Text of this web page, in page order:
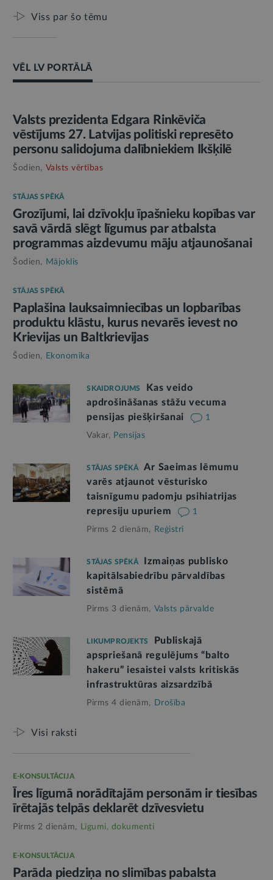
Viss par šo tēmu
VĒL LV PORTĀLĀ
AMATPERSONAS RUNA
Valsts prezidenta Edgara Rinkēviča
vēstījums 27. Latvijas politiski represēto
personu salidojuma dalībniekiem Ikšķilē
Šodien, Valsts vērtības
STĀJAS SPĒKĀ
Grozījumi, lai dzīvokļu īpašnieku kopības var
savā vārdā slēgt līgumus par atbalsta
programmas aizdevumu māju atjaunošanai
Šodien, Mājoklis
STĀJAS SPĒKĀ
Paplašina lauksaimniecības un lopbarības
produktu klāstu, kurus nevarēs ievest no
Krievijas un Baltkrievijas
Šodien, Ekonomika
SKAIDROJUMS
Kas veido
apdrošināšanas stāžu vecuma
pensijas piešķiršanai
1
Vakar, Pensijas
STĀJAS SPĒKĀ
Ar Saeimas lēmumu
varēs atjaunot vēsturisko
taisnīgumu padomju psihiatrijas
represiju upuriem
1
Pirms 2 dienām, Reģistri
STĀJAS SPĒKĀ
Izmaiņas publisko
kapitālsabiedrību pārvaldības
sistēmā
Pirms 3 dienām, Valsts pārvalde
LIKUMPROJEKTS
Publiskajā
apspriešanā regulējums “balto
hakeru” iesaistei valsts kritiskās
infrastruktūras aizsardzībā
Pirms 4 dienām, Drošība
Visi raksti
E-KONSULTĀCIJA
Īres līgumā norādītajām personām ir tiesības
īrētajās telpās deklarēt dzīvesvietu
Pirms 2 dienām, Līgumi, dokumenti
E-KONSULTĀCIJA
Parāda piedziņa no slimības pabalsta